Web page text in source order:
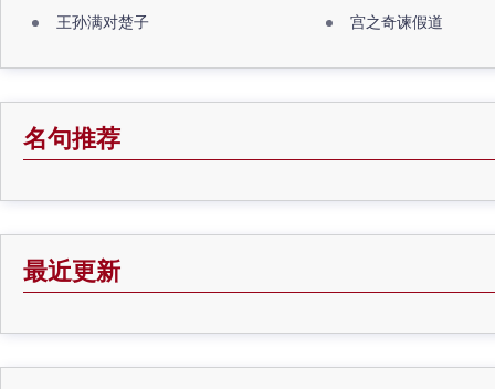
王孙满对楚子 宫之奇谏假道
名句推荐
最近更新